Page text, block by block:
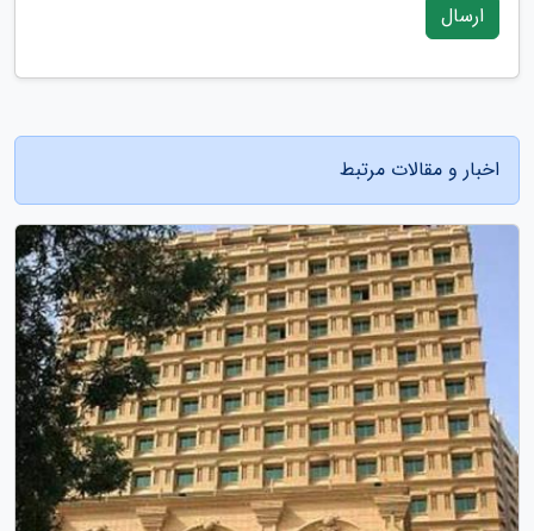
ارسال
اخبار و مقالات مرتبط